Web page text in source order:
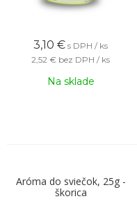
3,10 € s DPH / ks
2,52 € bez DPH / ks
Na sklade
Aróma do sviečok, 25g -
škorica